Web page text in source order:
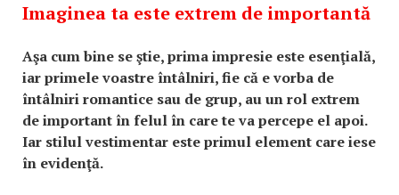
Imaginea ta este extrem de importantă
Aşa cum bine se ştie, prima impresie este esenţială,
iar primele voastre întâlniri, fie că e vorba de
întâlniri romantice sau de grup, au un rol extrem
de important în felul în care te va percepe el apoi.
Iar stilul vestimentar este primul element care iese
în evidenţă.